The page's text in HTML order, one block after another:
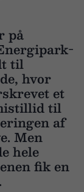
på
til
hvor
et
til
af
Men
hele
fik en